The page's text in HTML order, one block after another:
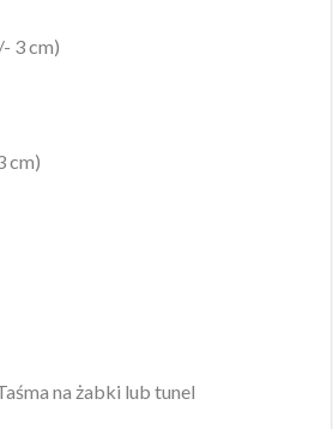
3 cm)
cm)
na żabki lub tunel